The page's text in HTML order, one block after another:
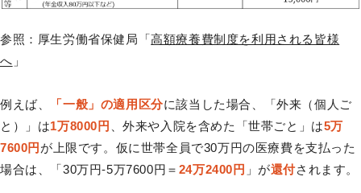
参照：厚生労働省保健局「高額療養費制度を利用される皆様
へ 」
例えば、 「一般」の適用区分に該当した場合、「外来（個人ご
と）」は1万8000円 、外来や入院を含めた「世帯ごと」は5万
7600円 が上限です。仮に世帯全員で30万円の医療費を支払った
場合は、「30万円-5万7600円＝ 24万2400円 」が還付されます。